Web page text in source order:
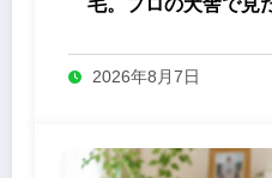
2026年8月7日